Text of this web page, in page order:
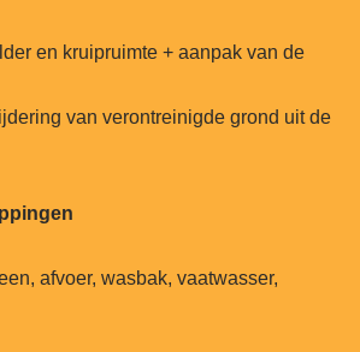
en kruipruimte + aanpak van de
van verontreinigde grond uit de
afvoer, wasbak, vaatwasser,